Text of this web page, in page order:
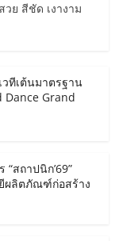
ย สีชัด เงางาม
วทีเต้นมาตรฐาน
Dance Grand
“สถาปนิก’69”
ผลิตภัณฑ์ก่อสร้าง